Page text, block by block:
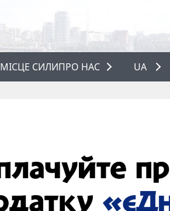
МІСЦЕ СИЛИПРО НАС
UA